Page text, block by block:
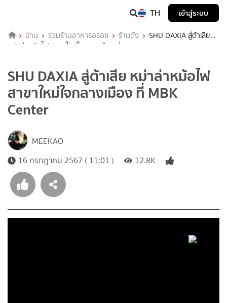
TH เข้าสู่ระบบ
อ่าน รวมร้านอาหารอร่อย ร้านดัง
SHU DAXIA สู่ต้าเสีย
หม่าล่าหม้อไฟ สาขาใหม่ใจกลางเมือง ที่ MBK Center
SHU DAXIA สู่ต้าเสีย หม่าล่าหม้อไฟ
สาขาใหม่ใจกลางเมือง ที่ MBK
Center
MEEKAO
16 กรกฎาคม 2567 ( 11:01 )
12.8K